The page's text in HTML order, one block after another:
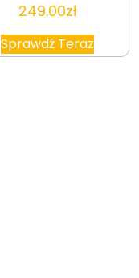
249.00zł
Sprawdź Teraz